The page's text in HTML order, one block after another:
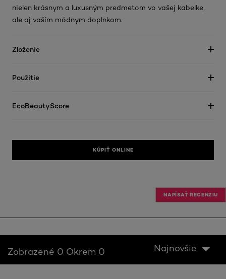
nielen krásnym a luxusným predmetom vo vašej kabelke,
ale aj vaším módnym doplnkom.
Zloženie
Použitie
EcoBeautyScore
KÚPIŤ ONLINE
NAPÍSAŤ RECENZIU
Zobrazené 0 Okrem 0 Najnovšie